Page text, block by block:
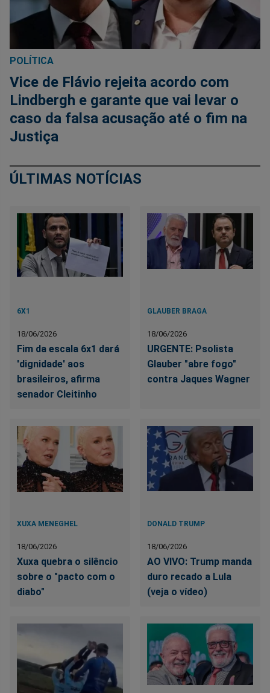
POLÍTICA
Vice de Flávio rejeita acordo com
Lindbergh e garante que vai levar o
caso da falsa acusação até o fim na
Justiça
ÚLTIMAS NOTÍCIAS
6X1
18/06/2026
Fim da escala 6x1 dará
'dignidade' aos
brasileiros, afirma
senador Cleitinho
GLAUBER BRAGA
18/06/2026
URGENTE: Psolista
Glauber "abre fogo"
contra Jaques Wagner
XUXA MENEGHEL
18/06/2026
Xuxa quebra o silêncio
sobre o "pacto com o
diabo"
DONALD TRUMP
18/06/2026
AO VIVO: Trump manda
duro recado a Lula
(veja o vídeo)